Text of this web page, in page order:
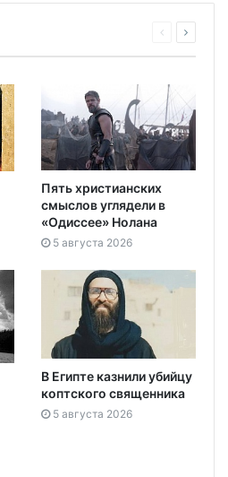
Пять христианских
смыслов углядели в
«Одиссее» Нолана
5 августа 2026
В Египте казнили убийцу
коптского священника
5 августа 2026